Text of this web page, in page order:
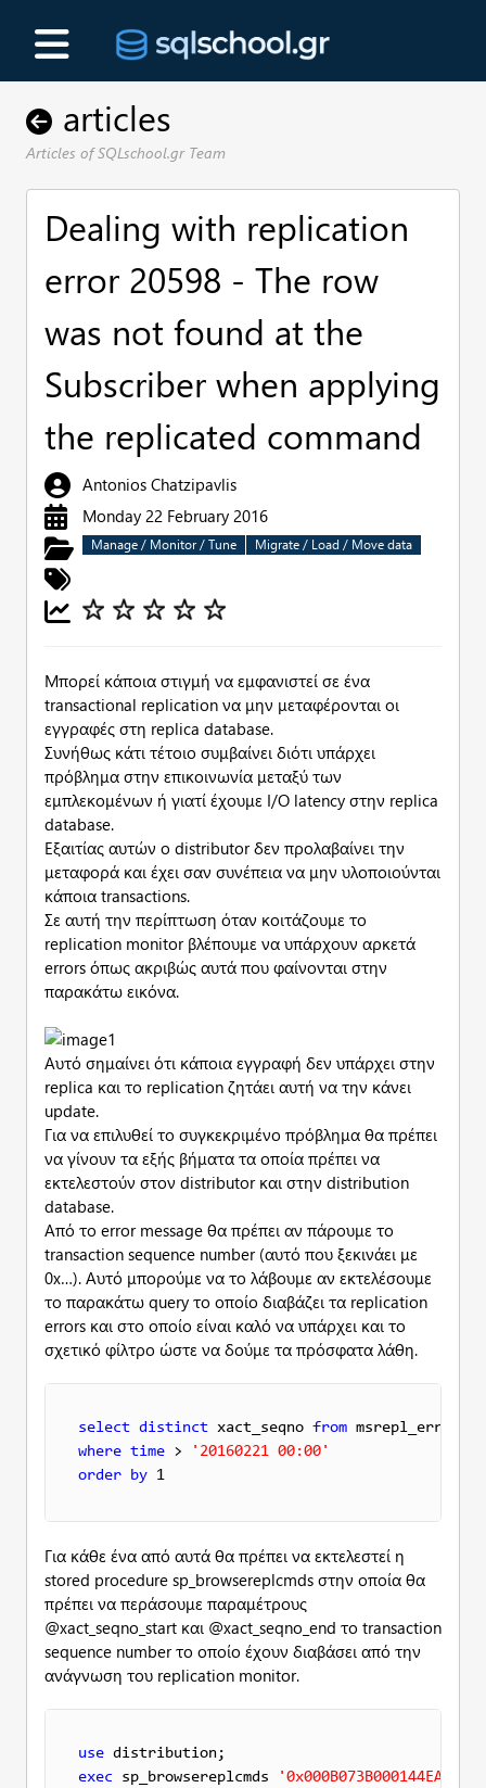
articles
Articles of SQLschool.gr Team
Dealing with replication
error 20598 - The row
was not found at the
Subscriber when applying
the replicated command
Antonios Chatzipavlis
Monday 22 February 2016
Manage / Monitor / Tune Migrate / Load / Move data
Μπορεί κάποια στιγμή να εμφανιστεί σε ένα
transactional replication να μην μεταφέρονται οι
εγγραφές στη replica database.
Συνήθως κάτι τέτοιο συμβαίνει διότι υπάρχει
πρόβλημα στην επικοινωνία μεταξύ των
εμπλεκομένων ή γιατί έχουμε I/O latency στην replica
database.
Εξαιτίας αυτών ο distributor δεν προλαβαίνει την
μεταφορά και έχει σαν συνέπεια να μην υλοποιούνται
κάποια transactions.
Σε αυτή την περίπτωση όταν κοιτάζουμε το
replication monitor βλέπουμε να υπάρχουν αρκετά
errors όπως ακριβώς αυτά που φαίνονται στην
παρακάτω εικόνα.
Αυτό σημαίνει ότι κάποια εγγραφή δεν υπάρχει στην
replica και το replication ζητάει αυτή να την κάνει
update.
Για να επιλυθεί το συγκεκριμένο πρόβλημα θα πρέπει
να γίνουν τα εξής βήματα τα οποία πρέπει να
εκτελεστούν στον distributor και στην distribution
database.
Από το error message θα πρέπει αν πάρουμε το
transaction sequence number (αυτό που ξεκινάει με
0x…). Αυτό μπορούμε να το λάβουμε αν εκτελέσουμε
το παρακάτω query το οποίο διαβάζει τα replication
errors και στο οποίο είναι καλό να υπάρχει και το
σχετικό φίλτρο ώστε να δούμε τα πρόσφατα λάθη.
select distinct xact_seqno from
where time >
'20160221 00:00'
order by 1
Για κάθε ένα από αυτά θα πρέπει να εκτελεστεί η
stored procedure sp_browsereplcmds στην οποία θα
πρέπει να περάσουμε παραμέτρους
@xact_seqno_start και @xact_seqno_end το transaction
sequence number το οποίο έχουν διαβάσει από την
ανάγνωση του replication monitor.
use
exec sp_browsereplcmds